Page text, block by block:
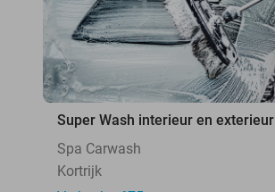
Super Wash interieur en exterieur
Spa Carwash
Kortrijk